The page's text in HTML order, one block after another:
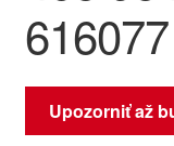
616077
Upozorniť až